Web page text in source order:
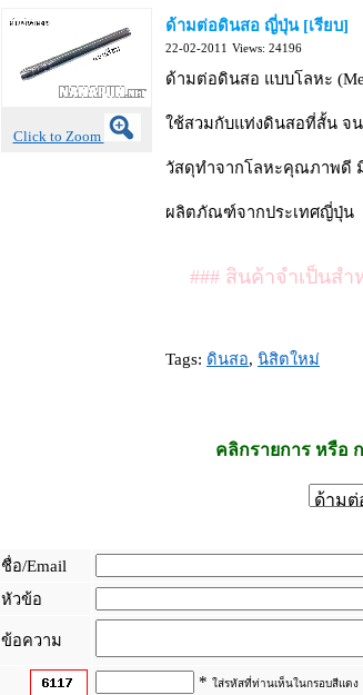
Click to Zoom
ด้ามต่อดินสอ ญี่ปุ่น [เรียบ]
22-02-2011 Views: 24196
ด้ามต่อดินสอ แบบโลหะ
ใช้สวมกับแท่งดินสอที่สั้น จ
วัสดุทำจากโลหะคุณภาพดี
ผลิตภัณฑ์จากประเทศญี่ปุ่น
### สินค้าจำเป็นส
Tags: ดินสอ, นิสิตใหม่
คลิกรายการ หรือ
ชื่อ/Email
หัวข้อ
ข้อความ
* ใส่รหัสที่ท่านเห็นในกรอบสีแดง